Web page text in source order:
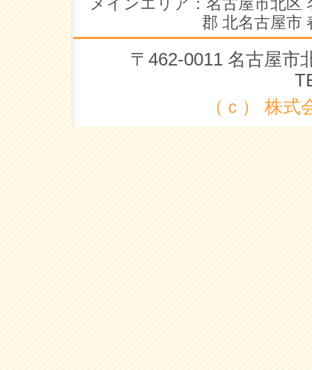
郡 北名古屋市
〒462-0011 名古屋市
（ｃ） 株